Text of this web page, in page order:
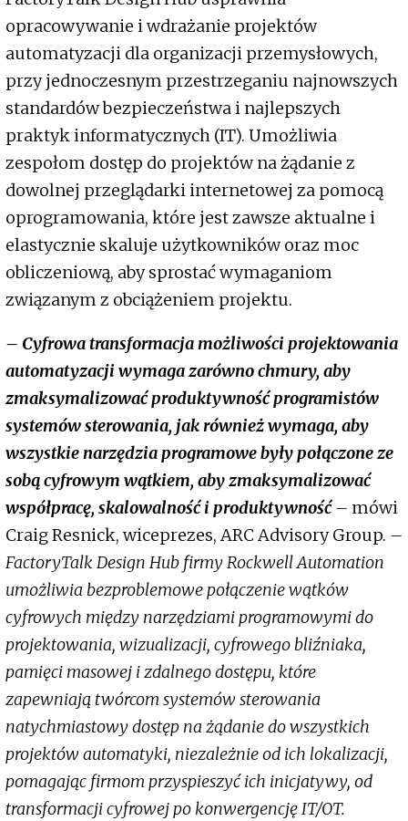
opracowywanie i wdrażanie projektów
automatyzacji dla organizacji przemysłowych,
przy jednoczesnym przestrzeganiu najnowszych
standardów bezpieczeństwa i najlepszych
praktyk informatycznych (IT). Umożliwia
zespołom dostęp do projektów na żądanie z
dowolnej przeglądarki internetowej za pomocą
oprogramowania, które jest zawsze aktualne i
elastycznie skaluje użytkowników oraz moc
obliczeniową, aby sprostać wymaganiom
związanym z obciążeniem projektu.
– Cyfrowa transformacja możliwości projektowania
automatyzacji wymaga zarówno chmury, aby
zmaksymalizować produktywność programistów
systemów sterowania, jak również wymaga, aby
wszystkie narzędzia programowe były połączone ze
sobą cyfrowym wątkiem, aby zmaksymalizować
współpracę, skalowalność i produktywność– mówi
Craig Resnick, wiceprezes, ARC Advisory Group. –
FactoryTalk Design Hub firmy Rockwell Automation
umożliwia bezproblemowe połączenie wątków
cyfrowych między narzędziami programowymi do
projektowania, wizualizacji, cyfrowego bliźniaka,
pamięci masowej i zdalnego dostępu, które
zapewniają twórcom systemów sterowania
natychmiastowy dostęp na żądanie do wszystkich
projektów automatyki, niezależnie od ich lokalizacji,
pomagając firmom przyspieszyć ich inicjatywy, od
transformacji cyfrowej po konwergencję IT/OT.